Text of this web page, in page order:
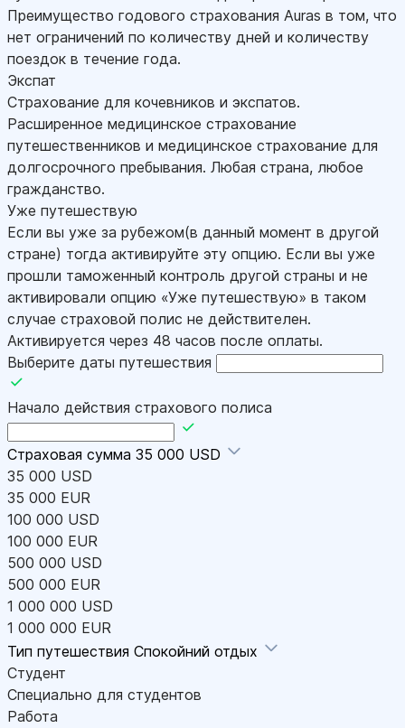
Преимущество годового страхования Auras в том, что
нет ограничений по количеству дней и количеству
поездок в течение года.
Экспат
Страхование для кочевников и экспатов.
Расширенное медицинское страхование
путешественников и медицинское страхование для
долгосрочного пребывания. Любая страна, любое
гражданство.
Уже путешествую
Если вы уже за рубежом(в данный момент в другой
стране) тогда активируйте эту опцию. Если вы уже
прошли таможенный контроль другой страны и не
активировали опцию «Уже путешествую» в таком
случае страховой полис не действителен.
Активируется через 48 часов после оплаты.
Выберите даты путешествия
Начало действия страхового полиса
Страховая сумма 35 000 USD
35 000 USD
35 000 EUR
100 000 USD
100 000 EUR
500 000 USD
500 000 EUR
1 000 000 USD
1 000 000 EUR
Тип путешествия Спокойний отдых
Студент
Специально для студентов
Работа